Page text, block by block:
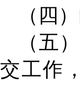
（四
（五
交工作